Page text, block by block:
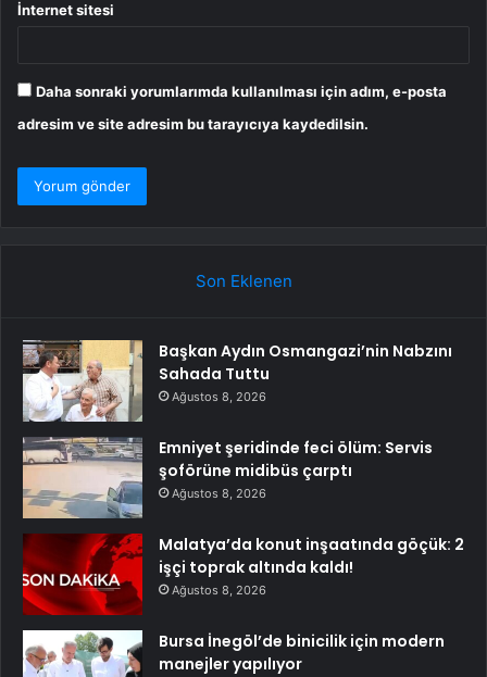
İnternet sitesi
Daha sonraki yorumlarımda kullanılması için adım, e-posta
adresim ve site adresim bu tarayıcıya kaydedilsin.
Son Eklenen
Başkan Aydın Osmangazi’nin Nabzını
Sahada Tuttu
Ağustos 8, 2026
Emniyet şeridinde feci ölüm: Servis
şoförüne midibüs çarptı
Ağustos 8, 2026
Malatya’da konut inşaatında göçük: 2
işçi toprak altında kaldı!
Ağustos 8, 2026
Bursa İnegöl’de binicilik için modern
manejler yapılıyor